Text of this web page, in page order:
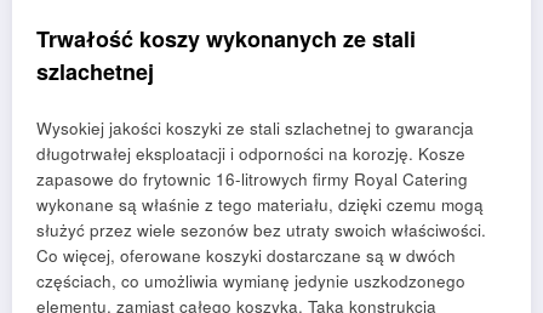
Trwałość koszy wykonanych ze stali
szlachetnej
Wysokiej jakości koszyki ze stali szlachetnej to gwarancja
długotrwałej eksploatacji i odporności na korozję. Kosze
zapasowe do frytownic 16-litrowych firmy Royal Catering
wykonane są właśnie z tego materiału, dzięki czemu mogą
służyć przez wiele sezonów bez utraty swoich właściwości.
Co więcej, oferowane koszyki dostarczane są w dwóch
częściach, co umożliwia wymianę jedynie uszkodzonego
elementu, zamiast całego koszyka. Taka konstrukcja